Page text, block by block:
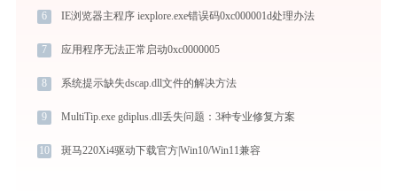
6 IE浏览器主程序 iexplore.exe错误码0xc000001d处理办法
7 应用程序无法正常启动0xc0000005
8 系统提示缺失dscap.dll文件的解决方法
9 MultiTip.exe gdiplus.dll丢失问题：3种专业修复方案
10 斑马220Xi4驱动下载官方|Win10/Win11兼容